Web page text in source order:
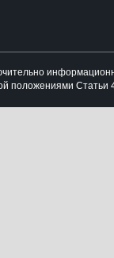
положениями Статьи